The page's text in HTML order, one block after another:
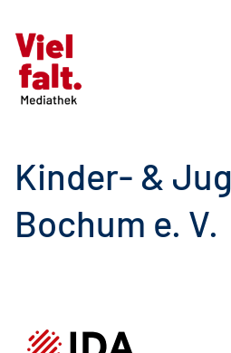
Kinder- &
Bochum e. V.